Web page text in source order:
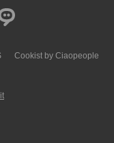
Cookist by Ciaopeople